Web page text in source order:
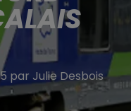
par Julie Desbois